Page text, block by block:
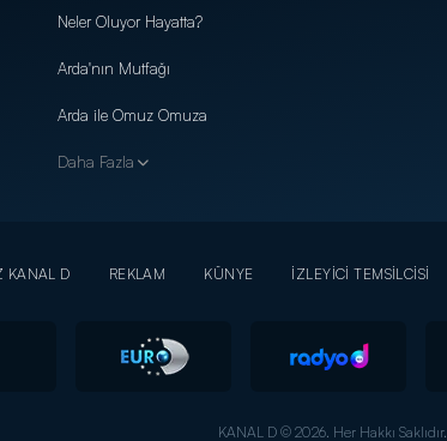
Neler Oluyor Hayatta?
Arda'nın Mutfağı
Arda ile Omuz Omuza
Daha Fazla
KANAL D REKLAM KÜNYE İZLEYİCİ TEMSİLCİSİ
KANAL D © 2026. Her Hakkı Saklıdır.